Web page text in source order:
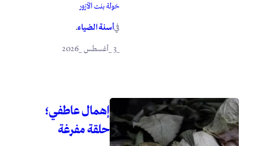
خولة بنت الأزور
فيأسنة الضياء.
إهمال عاطفي؛
حلقة مفرغة